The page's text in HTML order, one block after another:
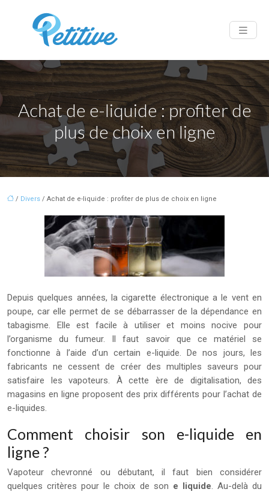
Achat de e-liquide : profiter de
plus de choix en ligne
/ Divers / Achat de e-liquide : profiter de plus de choix en ligne
Depuis quelques années, la cigarette électronique a le vent en
poupe, car elle permet de se débarrasser de la dépendance en
tabagisme. Elle est facile à utiliser et moins nocive pour
l’organisme du fumeur. Il faut savoir que ce matériel se
fonctionne à l’aide d’un certain e-liquide. De nos jours, les
fabricants ne cessent de créer des multiples saveurs pour
satisfaire les vapoteurs. À cette ère de digitalisation, des
magasins en ligne proposent des prix différents pour l’achat de
e-liquides.
Comment choisir son e-liquide en
ligne ?
Vapoteur chevronné ou débutant, il faut bien considérer
quelques critères pour le choix de son e liquide. Au-delà du